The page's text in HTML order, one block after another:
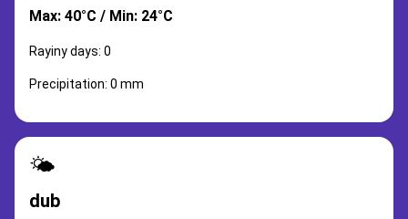
Max: 40°C / Min: 24°C
Rayiny days: 0
Precipitation: 0 mm
🌤️
dub